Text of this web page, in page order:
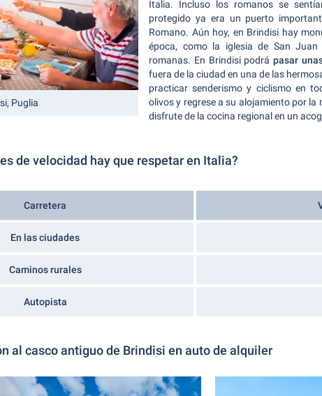
Puglia
Italia. Incluso los romanos se
protegido ya era un puerto
Romano. Aún hoy, en Brindisi hay
época, como la iglesia de San
romanas. En Brindisi podrá pasar
fuera de la ciudad en una de las
practicar senderismo y ciclismo en
olivos y regrese a su alojamiento por
disfrute de la cocina regional en un
de velocidad hay que respetar en Italia?
Carretera
En las ciudades
Caminos rurales
Autopista
al casco antiguo de Brindisi en auto de alquiler